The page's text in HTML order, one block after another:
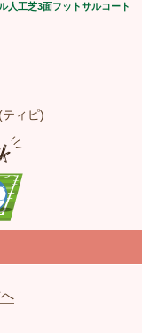
人工芝3面フットサルコート
ィピ)